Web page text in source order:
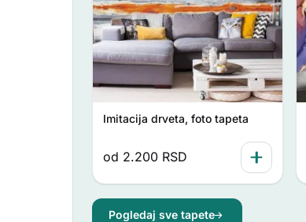
Imitacija drveta, foto tapeta
od 2.200 RSD
Pogledaj sve tapete